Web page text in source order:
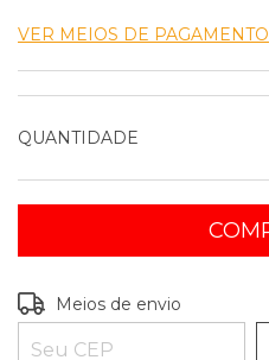
VER MEIOS DE PAGAMENTO
QUANTIDADE
Entregas para o CEP:
Meios de envio